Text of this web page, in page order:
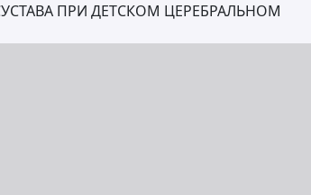
ПРИ ДЕТСКОМ ЦЕРЕБРАЛЬНОМ